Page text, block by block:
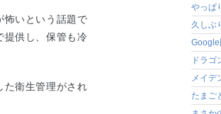
怖いという話題で
提供し、保管も冷
た衛生管理がされ
やっぱ
久しぶ
Google
ドラゴ
メイデ
たまご